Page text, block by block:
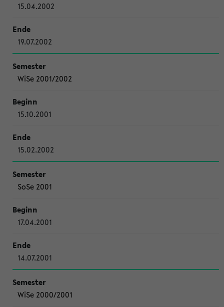
15.04.2002
19.07.2002
WiSe 2001/2002
15.10.2001
15.02.2002
SoSe 2001
17.04.2001
14.07.2001
WiSe 2000/2001